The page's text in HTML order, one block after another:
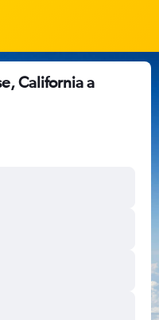
California a